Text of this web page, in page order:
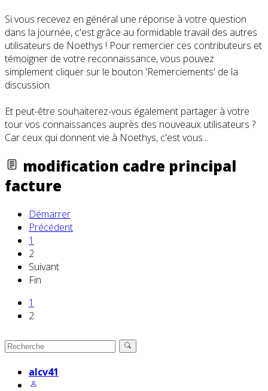
Si vous recevez en général une réponse à votre question
dans la journée, c'est grâce au formidable travail des autres
utilisateurs de Noethys ! Pour remercier ces contributeurs et
témoigner de votre reconnaissance, vous pouvez
simplement cliquer sur le bouton 'Remerciements' de la
discussion.
Et peut-être souhaiterez-vous également partager à votre
tour vos connaissances auprès des nouveaux utilisateurs ?
Car ceux qui donnent vie à Noethys, c'est vous...
modification cadre principal
facture
Démarrer
Précédent
1
2
Suivant
Fin
1
2
alcv41